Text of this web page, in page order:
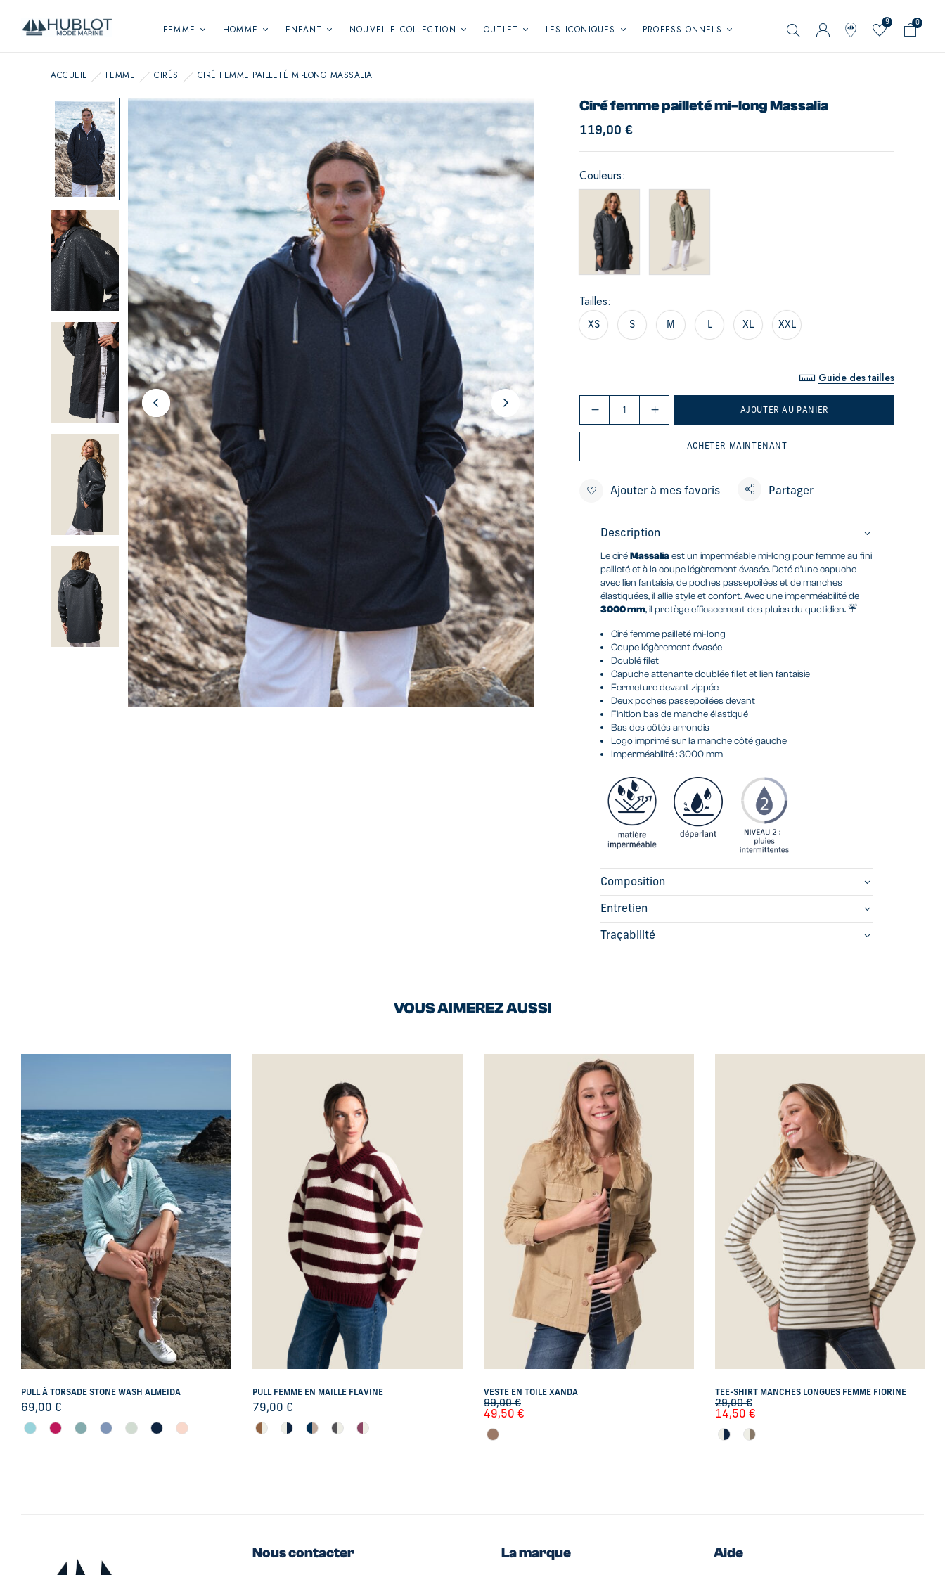
FEMME HOMME ENFANT NOUVELLE COLLECTION OUTLET LES ICONIQUES PROFESSIONNELS
9 0
ACCUEIL FEMME CIRÉS CIRÉ FEMME PAILLETÉ MI-LONG MASSALIA
Ciré femme pailleté mi-long Massalia
119,00€
Couleurs
Tailles
XS S M L XL XXL
Guide des tailles
AJOUTER AU PANIER
ACHETER MAINTENANT
Ajouter à mes favoris Partager
Description
Le ciréMassaliaest un imperméable mi-long pour femme au fini
pailleté et à la coupe légèrement évasée. Doté d’une capuche
avec lien fantaisie, de poches passepoilées et de manches
élastiquées, il allie style et confort. Avec une imperméabilité de
3000 mm, il protège efficacement des pluies du quotidien. ☔
Ciré femme pailleté mi-long
Coupe légèrement évasée
Doublé filet
Capuche attenante doublée filet et lien fantaisie
Fermeture devant zippée
Deux poches passepoilées devant
Finition bas de manche élastiqué
Bas des côtés arrondis
Logo imprimé sur la manche côté gauche
Imperméabilité : 3000 mm
Composition
Entretien
Traçabilité
VOUS AIMEREZ AUSSI
PULL À TORSADE STONE WASH ALMEIDA
69,00 €
PULL FEMME EN MAILLE FLAVINE
79,00 €
VESTE EN TOILE XANDA
99,00€
49,50 €
TEE-SHIRT MANCHES LONGUES FEMME FIORINE
29,00€
14,50 €
Nous contacter La marque Aide